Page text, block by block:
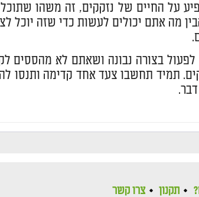
על החיים של נזקקים, זה משהו
מה אתם יכולים לעשות כדי שזה יוכל
לפעול בצורה נבונה ושאתם לא
תמיד תחשבו צעד אחד קדימה ותנסו
תקנון צרו קשר